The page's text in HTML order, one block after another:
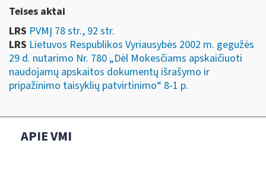
Teises aktai
LRS PVMĮ 78 str., 92 str.
LRS Lietuvos Respublikos Vyriausybės 2002 m. gegužės
29 d. nutarimo Nr. 780 „Dėl Mokesčiams apskaičiuoti
naudojamų apskaitos dokumentų išrašymo ir
pripažinimo taisyklių patvirtinimo“ 8-1 p.
APIE VMI